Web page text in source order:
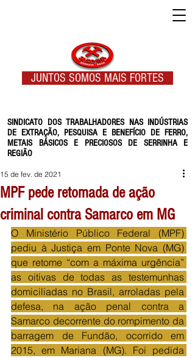
SINDICATO DOS TRABALHADORES NAS INDÚSTRIAS
DE EXTRAÇÃO, PESQUISA E BENEFÍCIO DE FERRO,
METAIS BÁSICOS E PRECIOSOS DE SERRINHA E
REGIÃO
JUNTOS SOMOS MAIS FORTES
MPF pede retomada de ação
criminal contra Samarco em MG
15 de fev. de 2021
O Ministério Público Federal (MPF)
pediu à Justiça em Ponte Nova (MG)
que retome “com a máxima urgência”
as oitivas de todas as testemunhas
domiciliadas no Brasil, arroladas pela
defesa, na ação penal contra a
Samarco decorrente do rompimento da
barragem de Fundão, ocorrido em
2015, em Mariana (MG). Foi pedida